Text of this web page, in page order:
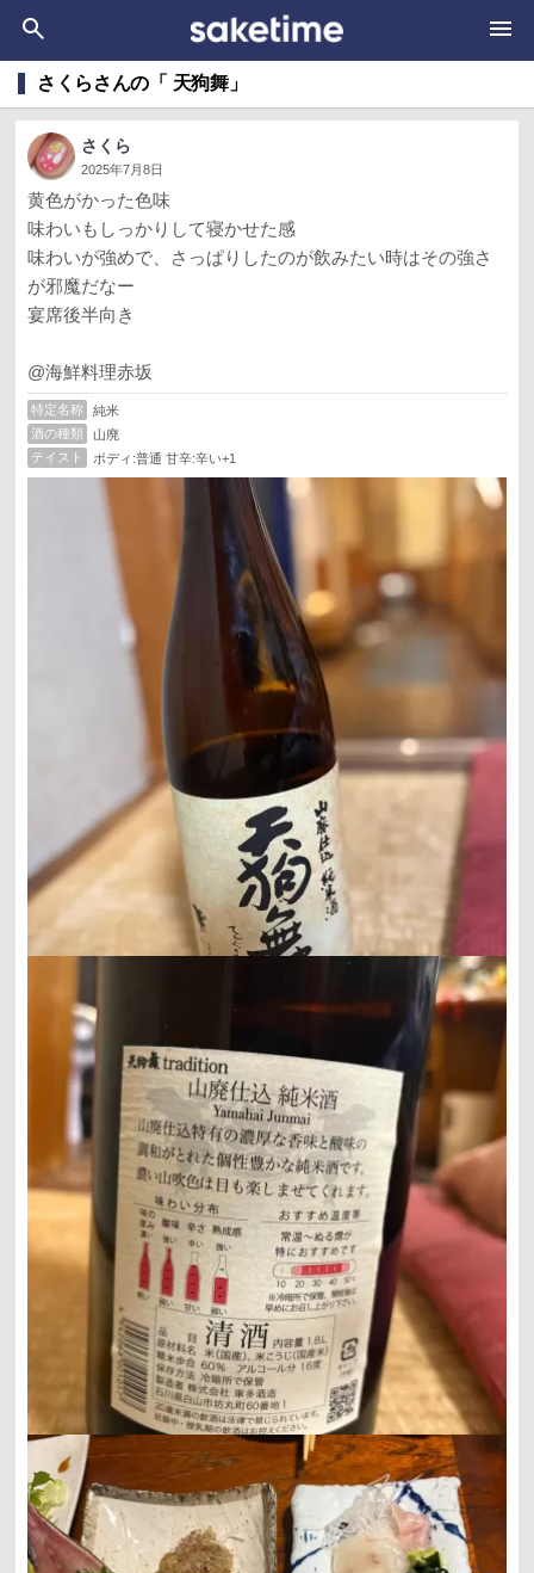
さくらさんの「 天狗舞」
さくら
2025年7月8日
黄色がかった色味
味わいもしっかりして寝かせた感
味わいが強めで、さっぱりしたのが飲みたい時はその強さ
が邪魔だなー
宴席後半向き
@海鮮料理赤坂
特定名称
純米
酒の種類
山廃
テイスト
ボディ:普通 甘辛:辛い+1